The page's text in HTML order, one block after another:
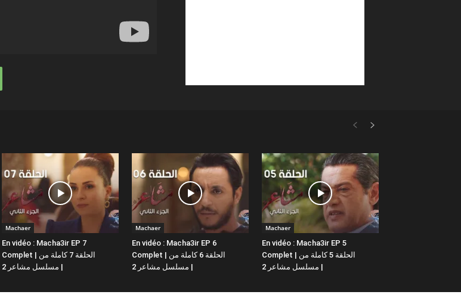
Machaer
En vidéo : Macha3ir EP 7
Complet | الحلقة 7 كاملة من
مسلسل مشاعر 2 |
Machaer
En vidéo : Macha3ir EP 6
Complet | الحلقة 6 كاملة من
مسلسل مشاعر 2 |
Machaer
En vidéo : Macha3ir EP 5
Complet | الحلقة 5 كاملة من
مسلسل مشاعر 2 |